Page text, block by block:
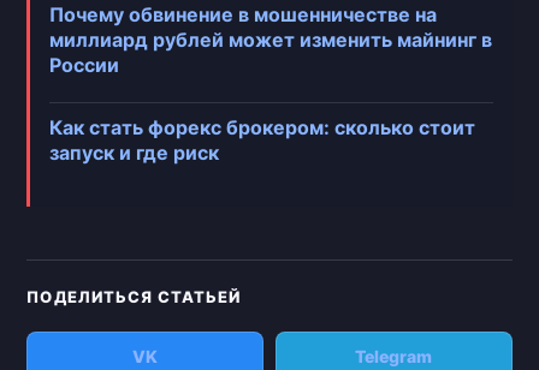
Почему обвинение в мошенничестве на
миллиард рублей может изменить майнинг в
России
Как стать форекс брокером: сколько стоит
запуск и где риск
ПОДЕЛИТЬСЯ СТАТЬЕЙ
VK Telegram